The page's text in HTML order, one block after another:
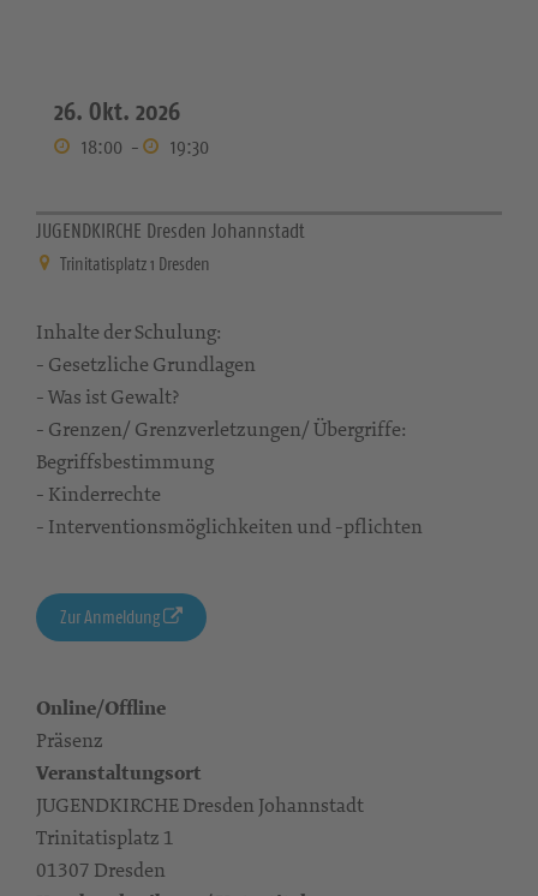
26. Okt. 2026
18:00 - 19:30
JUGENDKIRCHE Dresden Johannstadt
Trinitatisplatz 1 Dresden
Inhalte der Schulung:
- Gesetzliche Grundlagen
- Was ist Gewalt?
- Grenzen/ Grenzverletzungen/ Übergriffe:
Begriffsbestimmung
- Kinderrechte
- Interventionsmöglichkeiten und -pflichten
Zur Anmeldung
Online/Offline
Präsenz
Veranstaltungsort
JUGENDKIRCHE Dresden Johannstadt
Trinitatisplatz 1
01307 Dresden